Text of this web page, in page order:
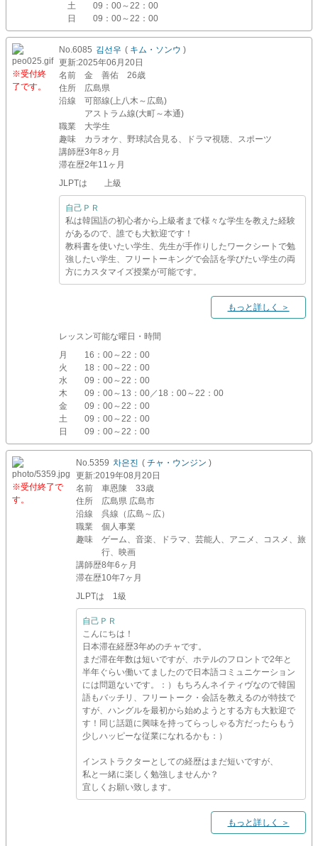
土
09：00～22：00
日
09：00～22：00
※受付終
了です。
No.6085 김선우 ( キム・ソンウ )
更新:2025年06月20日
名前
金 善佑 26歳
住所
広島県
沿線
可部線(上八木～広島)
アストラム線(大町～本通)
職業
大学生
趣味
カラオケ、野球試合見る、ドラマ視聴、スポーツ
講師歴3年8ヶ月
滞在歴2年11ヶ月
JLPTは 上級
自己ＰＲ
私は韓国語の初心者から上級者まで様々な学生を教えた経験
があるので、誰でも大歓迎です！
教科書を使いたい学生、先生が手作りしたワークシートで勉
強したい学生、フリートーキングで会話を学びたい学生の両
方にカスタマイズ授業が可能です。
もっと詳しく ＞
レッスン可能な曜日・時間
月
16：00～22：00
火
18：00～22：00
水
09：00～22：00
木
09：00～13：00／18：00～22：00
金
09：00～22：00
土
09：00～22：00
日
09：00～22：00
※受付終了で
す。
No.5359 차은진 ( チャ・ウンジン )
更新:2019年08月20日
名前
車恩陳 33歳
住所
広島県 広島市
沿線
呉線（広島～広）
職業
個人事業
趣味
ゲーム、音楽、ドラマ、芸能人、アニメ、コスメ、旅
行、映画
講師歴8年6ヶ月
滞在歴10年7ヶ月
JLPTは 1級
自己ＰＲ
こんにちは！
日本滞在経歴3年めのチャです。
まだ滞在年数は短いですが、ホテルのフロントで2年と
半年ぐらい働いてましたので日本語コミュニケーション
には問題ないです。：）もちろんネイティヴなので韓国
語もバッチリ、フリートーク・会話を教えるのが特技で
すが、ハングルを最初から始めようとする方も大歓迎で
す！同じ話題に興味を持ってらっしゃる方だったらもう
少しハッピーな従業になれるかも：）
インストラクターとしての経歴はまだ短いですが、
私と一緒に楽しく勉強しませんか？
宜しくお願い致します。
もっと詳しく ＞